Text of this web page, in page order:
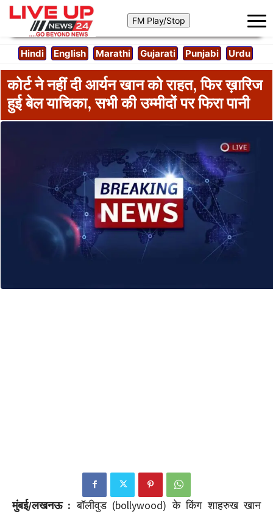
Hindi English Marathi Gujarati Punjabi Urdu
कोर्ट ने नहीं दी आर्यन खान को राहत, फिर ख़ारिज
हुई बेल याचिका, सभी की उम्मीदों पर फिरा पानी
मुंबई/लखनऊ : बॉलीवुड (bollywood) के किंग शाहरुख खान